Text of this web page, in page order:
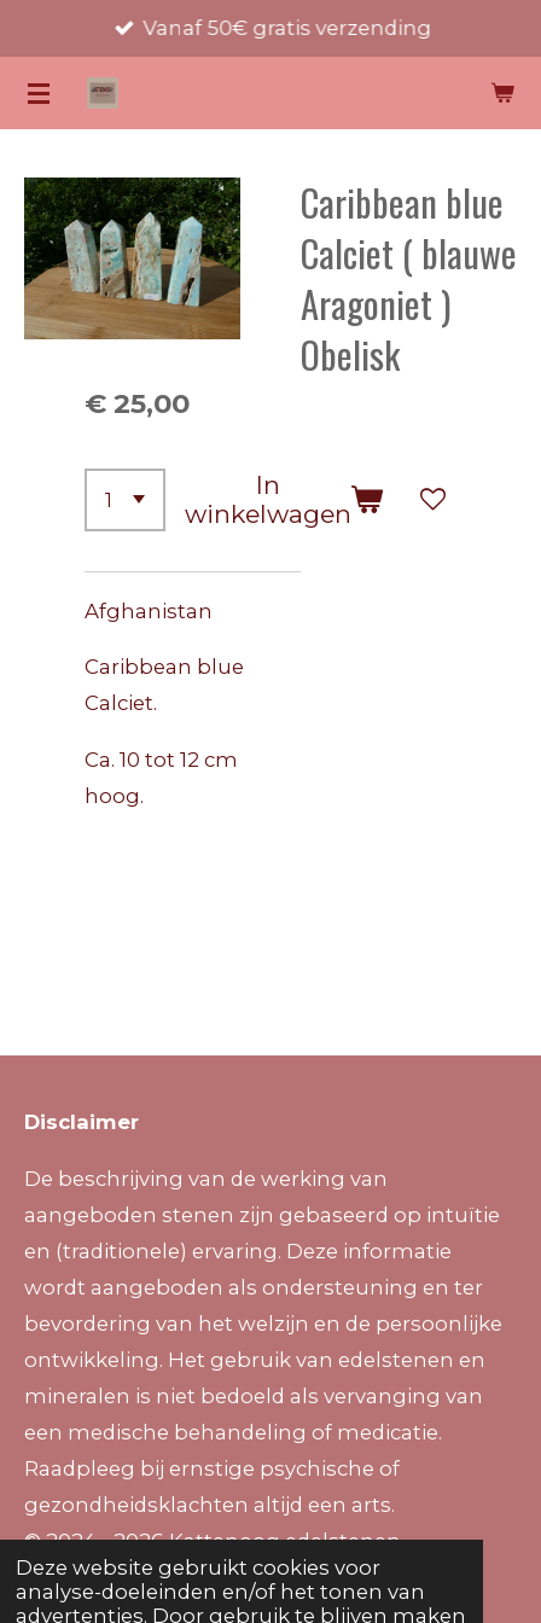
Deze website gebruikt cookies voor
analyse-doeleinden en/of het tonen van
advertenties. Door gebruik te blijven maken
direct
naar
de
hoofdinhoud
Vanaf 50€ gratis verzending
Caribbean blue
Calciet ( blauwe
Aragoniet )
Obelisk
€ 25,00
In
winkelwagen
Afghanistan
Caribbean blue
Calciet.
Ca. 10 tot 12 cm
hoog.
Disclaimer
De beschrijving van de werking van
aangeboden stenen zijn gebaseerd op intuïtie
en (traditionele) ervaring. Deze informatie
wordt aangeboden als ondersteuning en ter
bevordering van het welzijn en de persoonlijke
ontwikkeling. Het gebruik van edelstenen en
mineralen is niet bedoeld als vervanging van
een medische behandeling of medicatie.
Raadpleeg bij ernstige psychische of
gezondheidsklachten altijd een arts.
© 2024 - 2026 Kattenoog edelstenen
Powered byJouwWeb